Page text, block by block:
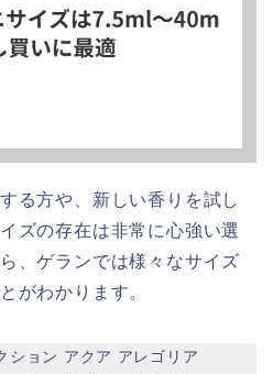
る方や、新しい香りを試し
ズの存在は非常に心強い選
、ゲランでは様々なサイズ
がわかります。
ション アクア アレゴリア